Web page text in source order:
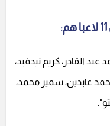
القادر، كريم نيدفيد،
أحمد عابدين، سمير محمد،